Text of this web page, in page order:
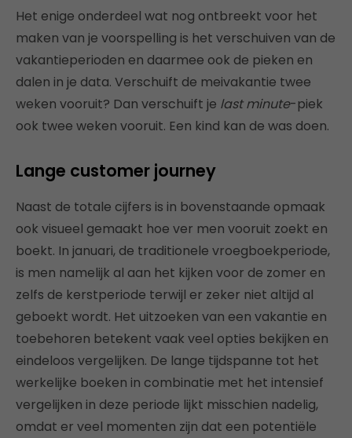
Het enige onderdeel wat nog ontbreekt voor het
maken van je voorspelling is het verschuiven van de
vakantieperioden en daarmee ook de pieken en
dalen in je data. Verschuift de meivakantie twee
weken vooruit? Dan verschuift je last minute-piek
ook twee weken vooruit. Een kind kan de was doen.
Lange customer journey
Naast de totale cijfers is in bovenstaande opmaak
ook visueel gemaakt hoe ver men vooruit zoekt en
boekt. In januari, de traditionele vroegboekperiode,
is men namelijk al aan het kijken voor de zomer en
zelfs de kerstperiode terwijl er zeker niet altijd al
geboekt wordt. Het uitzoeken van een vakantie en
toebehoren betekent vaak veel opties bekijken en
eindeloos vergelijken. De lange tijdspanne tot het
werkelijke boeken in combinatie met het intensief
vergelijken in deze periode lijkt misschien nadelig,
omdat er veel momenten zijn dat een potentiële